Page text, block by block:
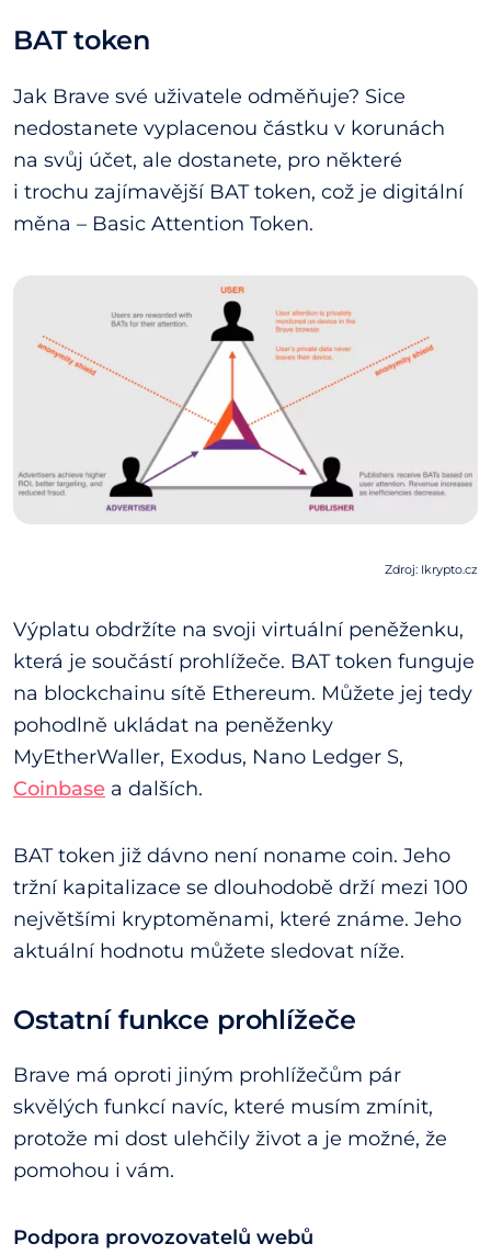
BAT token
Jak Brave své uživatele odměňuje? Sice
nedostanete vyplacenou částku v korunách
na svůj účet, ale dostanete, pro některé
i trochu zajímavější BAT token, což je digitální
měna – Basic Attention Token.
Zdroj: Ikrypto.cz
Výplatu obdržíte na svoji virtuální peněženku,
která je součástí prohlížeče. BAT token funguje
na blockchainu sítě Ethereum. Můžete jej tedy
pohodlně ukládat na peněženky
MyEtherWaller, Exodus, Nano Ledger S,
Coinbase a dalších.
BAT token již dávno není noname coin. Jeho
tržní kapitalizace se dlouhodobě drží mezi 100
největšími kryptoměnami, které známe. Jeho
aktuální hodnotu můžete sledovat níže.
Ostatní funkce prohlížeče
Brave má oproti jiným prohlížečům pár
skvělých funkcí navíc, které musím zmínit,
protože mi dost ulehčily život a je možné, že
pomohou i vám.
Podpora provozovatelů webů